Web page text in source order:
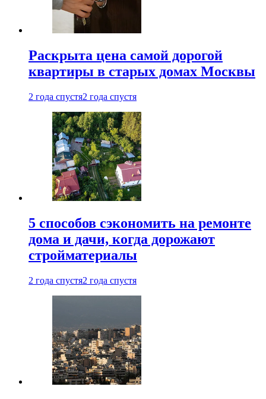
Раскрыта цена самой дорогой
квартиры в старых домах Москвы
2 года спустя2 года спустя
5 способов сэкономить на ремонте
дома и дачи, когда дорожают
стройматериалы
2 года спустя2 года спустя